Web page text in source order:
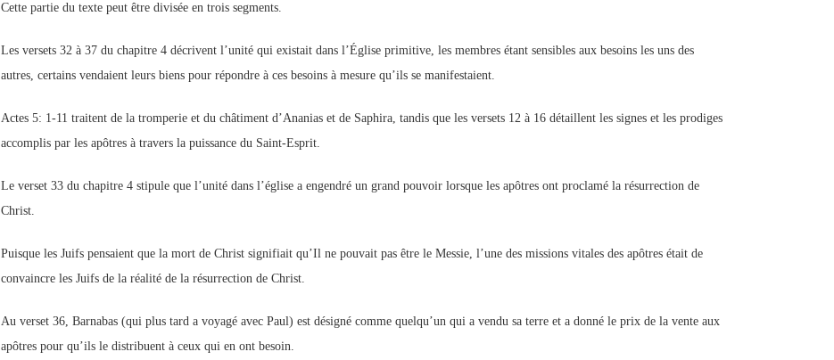
Cette partie du texte peut être divisée en trois segments.
Les versets 32 à 37 du chapitre 4 décrivent l’unité qui existait dans l’Église primitive, les membres étant sensibles aux besoins les uns des
autres, certains vendaient leurs biens pour répondre à ces besoins à mesure qu’ils se manifestaient.
Actes 5: 1-11 traitent de la tromperie et du châtiment d’Ananias et de Saphira, tandis que les versets 12 à 16 détaillent les signes et les prodiges
accomplis par les apôtres à travers la puissance du Saint-Esprit.
Le verset 33 du chapitre 4 stipule que l’unité dans l’église a engendré un grand pouvoir lorsque les apôtres ont proclamé la résurrection de
Christ.
Puisque les Juifs pensaient que la mort de Christ signifiait qu’Il ne pouvait pas être le Messie, l’une des missions vitales des apôtres était de
convaincre les Juifs de la réalité de la résurrection de Christ.
Au verset 36, Barnabas (qui plus tard a voyagé avec Paul) est désigné comme quelqu’un qui a vendu sa terre et a donné le prix de la vente aux
apôtres pour qu’ils le distribuent à ceux qui en ont besoin.